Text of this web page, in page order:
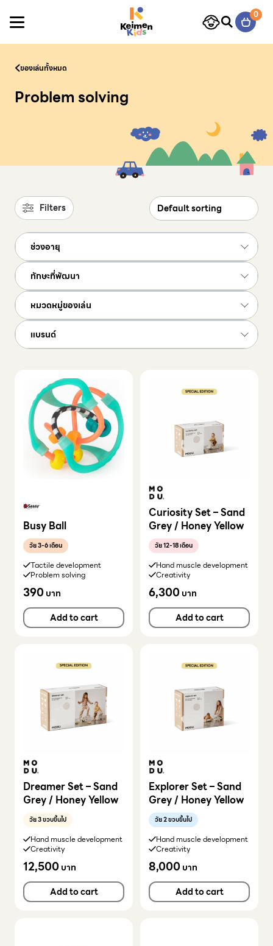
0
ของเล่นทั้งหมด
Problem solving
Filters
ช่วงอายุ
ทักษะที่พัฒนา
หมวดหมู่ของเล่น
แบรนด์
Busy Ball
วัย 3-6 เดือน
Tactile development
Problem solving
390บาท
Add to cart
Curiosity Set – Sand
Grey / Honey Yellow
วัย 12-18 เดือน
Hand muscle development
Creativity
6,300บาท
Add to cart
Dreamer Set – Sand
Grey / Honey Yellow
วัย 3 ขวบขึ้นไป
Hand muscle development
Creativity
12,500บาท
Add to cart
Explorer Set – Sand
Grey / Honey Yellow
วัย 2 ขวบขึ้นไป
Hand muscle development
Creativity
8,000บาท
Add to cart